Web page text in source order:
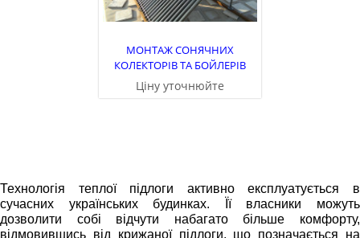
МОНТАЖ СОНЯЧНИХ
КОЛЕКТОРІВ ТА БОЙЛЕРІВ
Ціну уточнюйте
Технологія теплої підлоги активно експлуатується в
сучасних українських будинках. Її власники можуть
дозволити собі відчути набагато більше комфорту,
відмовившись від крижаної підлоги, що позначається на